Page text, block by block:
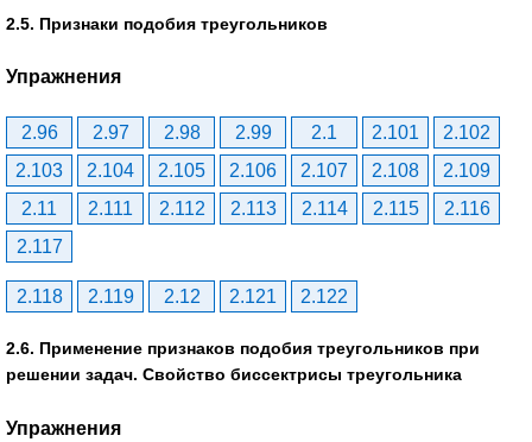
2.5. Признаки подобия треугольников
Упражнения
2.96 2.97 2.98 2.99 2.1 2.101
2.102
2.103
2.104 2.105 2.106 2.107 2.108
2.109
2.11
2.111 2.112 2.113 2.114 2.115
2.116
2.117
2.118 2.119 2.12 2.121 2.122
2.6. Применение признаков подобия треугольников при
решении задач. Свойство биссектрисы треугольника
Упражнения